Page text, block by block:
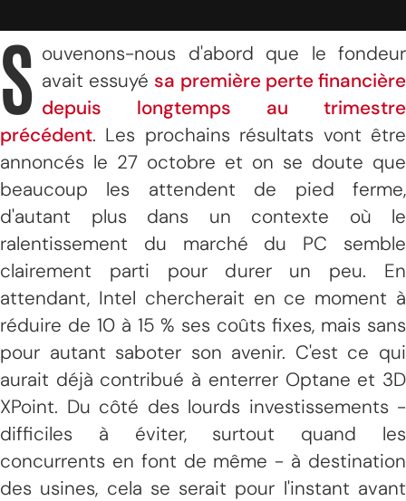
S ouvenons-nous d'abord que le fondeur
avait essuyé sa première perte financière
depuis longtemps au trimestre
précédent. Les prochains résultats vont être
annoncés le 27 octobre et on se doute que
beaucoup les attendent de pied ferme,
d'autant plus dans un contexte où le
ralentissement du marché du PC semble
clairement parti pour durer un peu. En
attendant, Intel chercherait en ce moment à
réduire de 10 à 15 % ses coûts fixes, mais sans
pour autant saboter son avenir. C'est ce qui
aurait déjà contribué à enterrer Optane et 3D
XPoint. Du côté des lourds investissements -
difficiles à éviter, surtout quand les
concurrents en font de même - à destination
des usines, cela se serait pour l'instant avant